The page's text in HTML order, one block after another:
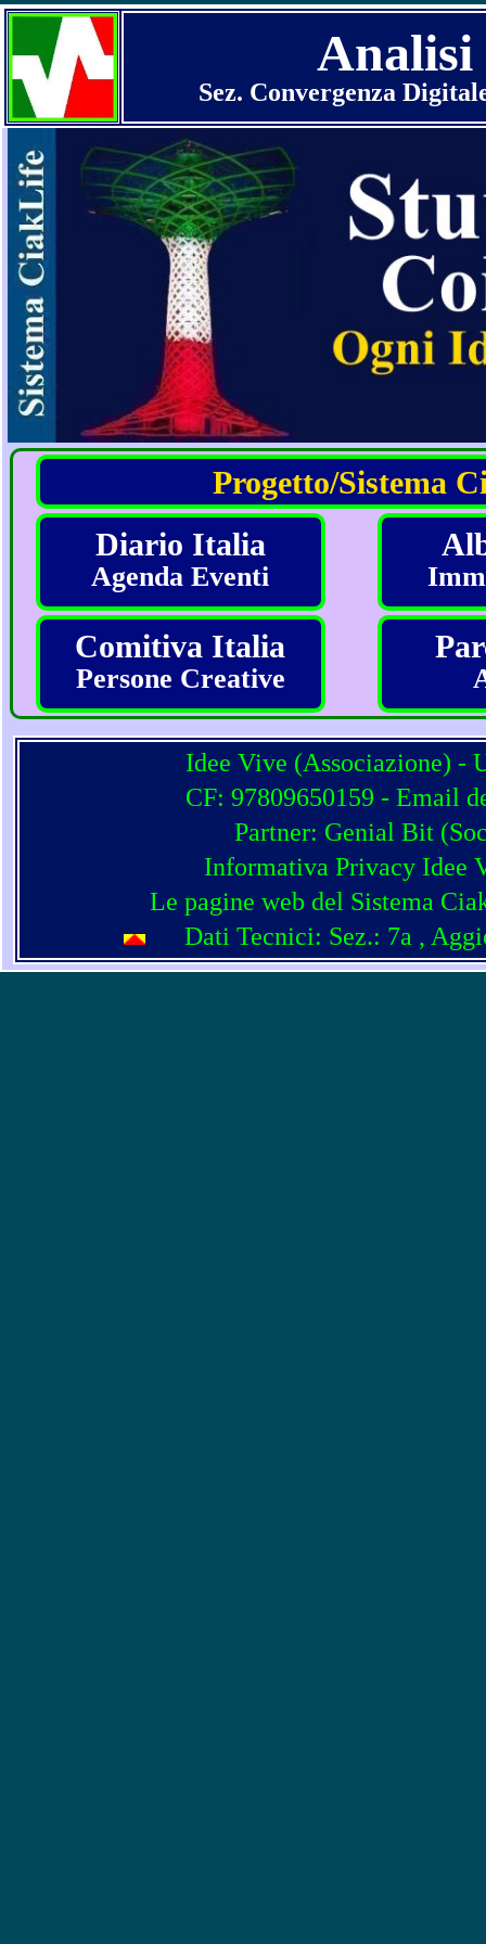
Analisi
Sez. Convergenza
Progetto/Sistema
Diario Italia
Agenda Eventi
Comitiva Italia
Persone Creative
Idee Vive (Associazione) -
CF: 97809650159 - Email
Partner: Genial Bit (
Informativa Privacy Idee
Le pagine web del Sistema
Dati Tecnici: Sez.: 7a ,